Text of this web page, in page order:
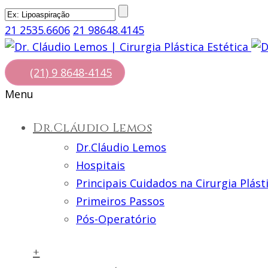
21 2535.6606 21 98648.4145
(21) 9 8648-4145
Menu
Dr.Cláudio Lemos
Dr.Cláudio Lemos
Hospitais
Principais Cuidados na Cirurgia
Primeiros Passos
Pós-Operatório
+